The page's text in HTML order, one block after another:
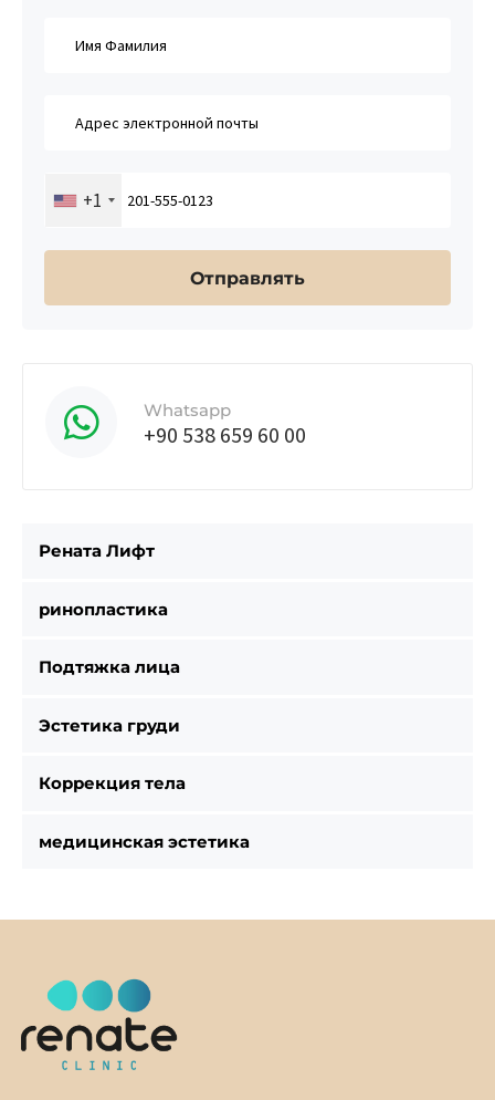
+1
Whatsapp
+90 538 659 60 00
Рената Лифт
ринопластика
Подтяжка лица
Эстетика груди
Коррекция тела
медицинская эстетика